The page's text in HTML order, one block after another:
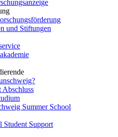
und Stiftungen
Abschluss
Summer School
Student Support